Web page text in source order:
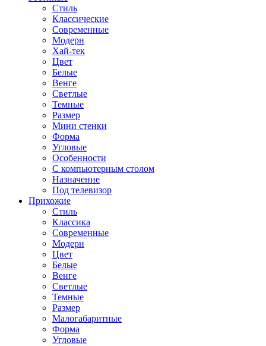
Стиль
Классические
Современные
Модерн
Хай-тек
Цвет
Белые
Венге
Светлые
Темные
Размер
Мини стенки
Форма
Угловые
Особенности
С компьютерным столом
Назначение
Под телевизор
Прихожие
Стиль
Классика
Современные
Модерн
Цвет
Белые
Венге
Светлые
Темные
Размер
Малогабаритные
Форма
Угловые